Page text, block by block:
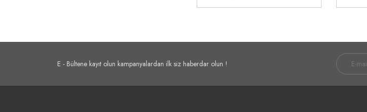
E - Bültene kayıt olun kampanyalardan ilk siz haberdar olun !